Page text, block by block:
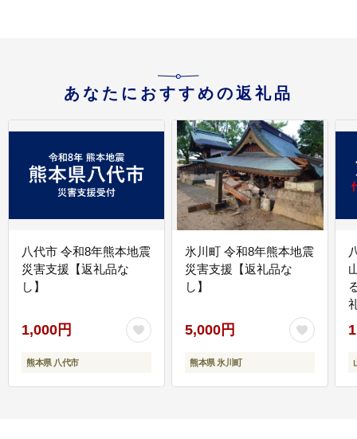
あなたにおすすめの返礼品
八代市 令和8年熊本地震
災害支援【返礼品な
し】
1,000円
熊本県 八代市
氷川町 令和8年熊本地震
災害支援【返礼品な
し】
5,000円
熊本県 氷川町